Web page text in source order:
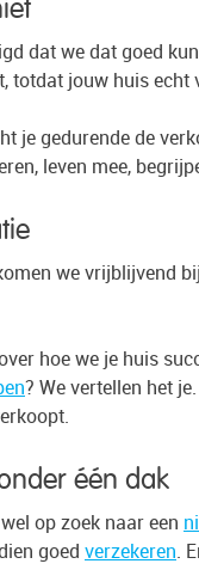
dat we dat goed
totdat jouw huis
je gedurende de
leven mee,
we vrijblijvend
hoe we je huis
? We vertellen het
één dak
op zoek naar een
goed verzekeren.